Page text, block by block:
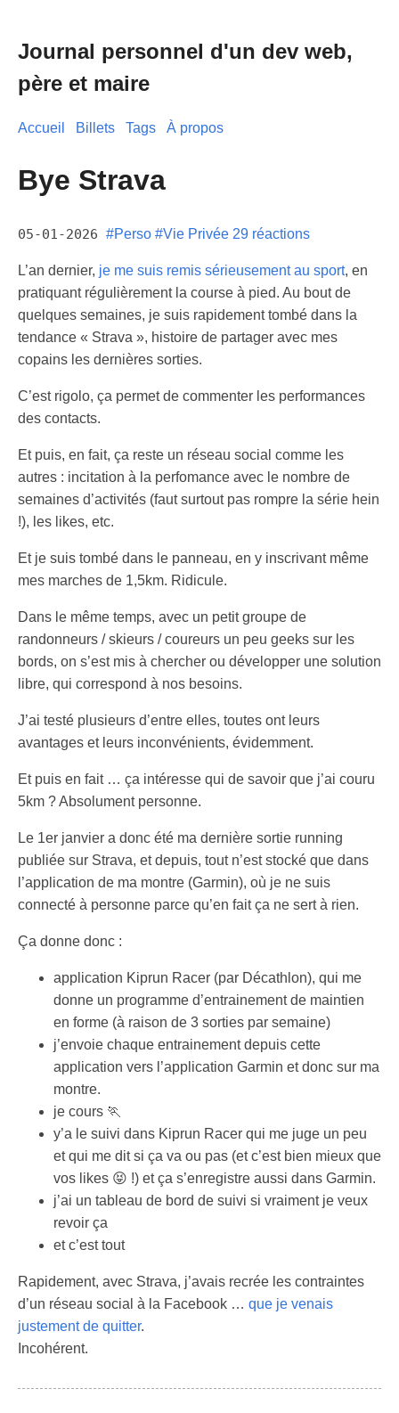
Journal personnel d'un dev web,
père et maire
Accueil Billets Tags À propos
Bye Strava
05-01-2026 #Perso #Vie Privée 29 réactions
L’an dernier, je me suis remis sérieusement au sport, en
pratiquant régulièrement la course à pied. Au bout de
quelques semaines, je suis rapidement tombé dans la
tendance « Strava », histoire de partager avec mes
copains les dernières sorties.
C’est rigolo, ça permet de commenter les performances
des contacts.
Et puis, en fait, ça reste un réseau social comme les
autres : incitation à la perfomance avec le nombre de
semaines d’activités (faut surtout pas rompre la série hein
!), les likes, etc.
Et je suis tombé dans le panneau, en y inscrivant même
mes marches de 1,5km. Ridicule.
Dans le même temps, avec un petit groupe de
randonneurs / skieurs / coureurs un peu geeks sur les
bords, on s’est mis à chercher ou développer une solution
libre, qui correspond à nos besoins.
J’ai testé plusieurs d’entre elles, toutes ont leurs
avantages et leurs inconvénients, évidemment.
Et puis en fait … ça intéresse qui de savoir que j’ai couru
5km ? Absolument personne.
Le 1er janvier a donc été ma dernière sortie running
publiée sur Strava, et depuis, tout n’est stocké que dans
l’application de ma montre (Garmin), où je ne suis
connecté à personne parce qu’en fait ça ne sert à rien.
Ça donne donc :
application Kiprun Racer (par Décathlon), qui me
donne un programme d’entrainement de maintien
en forme (à raison de 3 sorties par semaine)
j’envoie chaque entrainement depuis cette
application vers l’application Garmin et donc sur ma
montre.
je cours 🏃
y’a le suivi dans Kiprun Racer qui me juge un peu
et qui me dit si ça va ou pas (et c’est bien mieux que
vos likes 😝 !) et ça s’enregistre aussi dans Garmin.
j’ai un tableau de bord de suivi si vraiment je veux
revoir ça
et c’est tout
Rapidement, avec Strava, j’avais recrée les contraintes
d’un réseau social à la Facebook … que je venais
justement de quitter.
Incohérent.